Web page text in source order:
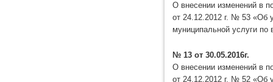
О внесении изменений в
от 24.12.2012 г. № 53 «Об
муниципальной услуги
№ 13 от 30.05.2016г.
О внесении изменений в
от 24.12.2012 г. № 52 «Об